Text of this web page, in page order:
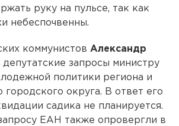
руку на пульсе, так как
небеспочвенны.
коммунистов Александр
депутатские запросы министру
политики региона и
городского округа. В ответ его
садика не планируется.
ЕАН также опровергли в